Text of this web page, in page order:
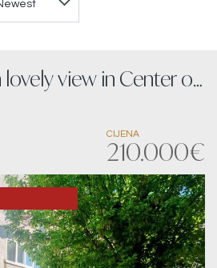
view in Center of
CIJENA
210.000€